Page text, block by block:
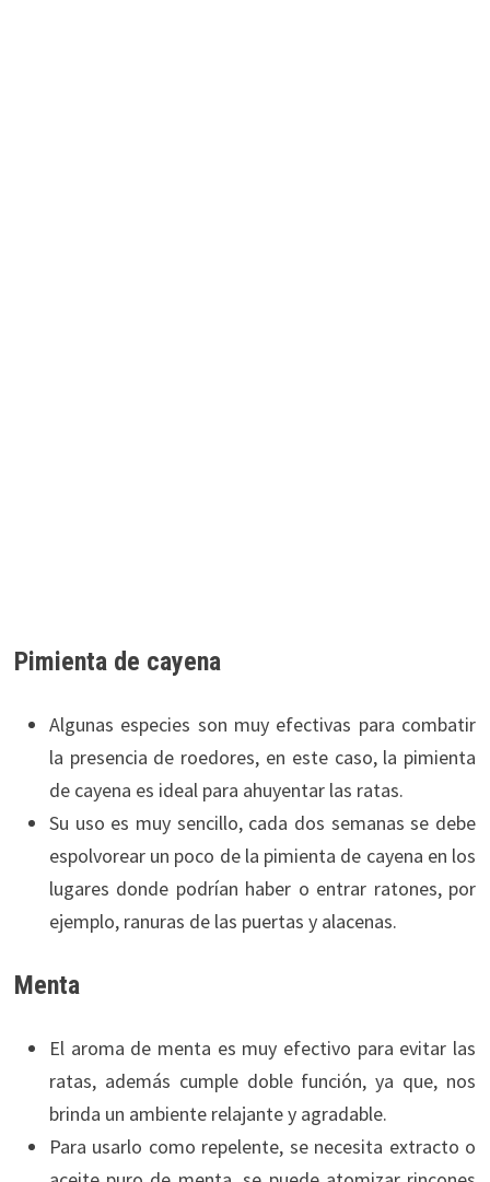
Pimienta de cayena
Algunas especies son muy efectivas para combatir
la presencia de roedores, en este caso, la pimienta
de cayena es ideal para ahuyentar las ratas.
Su uso es muy sencillo, cada dos semanas se debe
espolvorear un poco de la pimienta de cayena en los
lugares donde podrían haber o entrar ratones, por
ejemplo, ranuras de las puertas y alacenas.
Menta
El aroma de menta es muy efectivo para evitar las
ratas, además cumple doble función, ya que, nos
brinda un ambiente relajante y agradable.
Para usarlo como repelente, se necesita extracto o